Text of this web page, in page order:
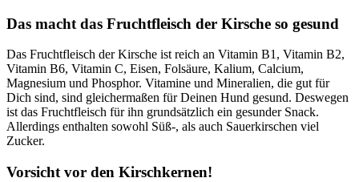
Das macht das Fruchtfleisch der Kirsche so gesund
Das Fruchtfleisch der Kirsche ist reich an Vitamin B1, Vitamin B2,
Vitamin B6, Vitamin C, Eisen, Folsäure, Kalium, Calcium,
Magnesium und Phosphor. Vitamine und Mineralien, die gut für
Dich sind, sind gleichermaßen für Deinen Hund gesund. Deswegen
ist das Fruchtfleisch für ihn grundsätzlich ein gesunder Snack.
Allerdings enthalten sowohl Süß-, als auch Sauerkirschen viel
Zucker.
Vorsicht vor den Kirschkernen!